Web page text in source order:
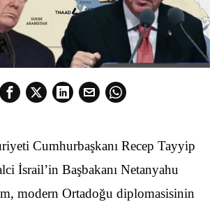
Cumhurbaşkanı Recep Tayyip
İsrail’in Başbakanı Netanyahu
modern Ortadoğu diplomasisinin